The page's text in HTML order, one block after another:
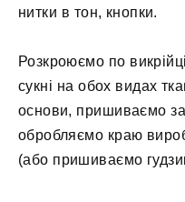
нитки в тон, кнопки.
Розкроюємо по
сукні на обох видах
основи, пришиваємо
обробляємо краю
(або пришиваємо